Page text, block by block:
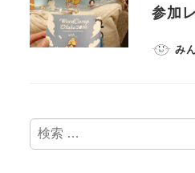
参加
み
検
索